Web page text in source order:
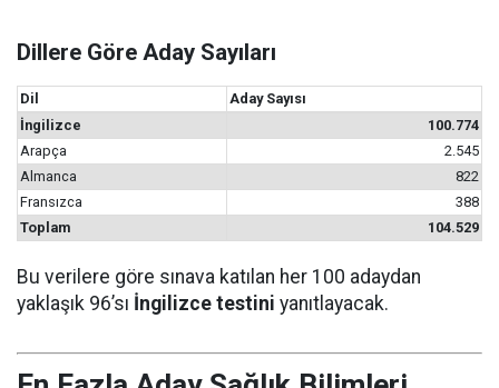
Dillere Göre Aday Sayıları
Dil
Aday Sayısı
İngilizce
100.774
Arapça
2.545
Almanca
822
Fransızca
388
Toplam
104.529
Bu verilere göre sınava katılan her 100 adaydan
yaklaşık 96’sı İngilizce testini yanıtlayacak.